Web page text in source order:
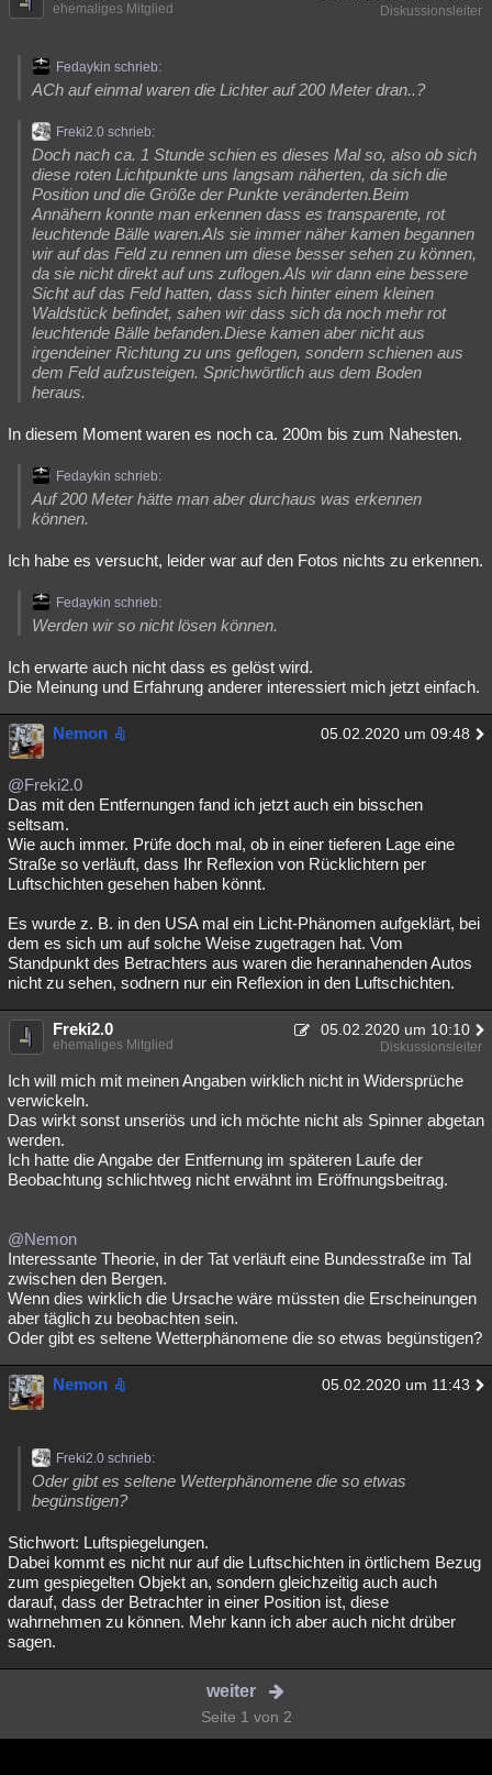
ehemaliges Mitglied Diskussionsleiter
Fedaykin schrieb:
ACh auf einmal waren die Lichter auf 200 Meter dran..?
Freki2.0 schrieb:
Doch nach ca. 1 Stunde schien es dieses Mal so, also ob sich
diese roten Lichtpunkte uns langsam näherten, da sich die
Position und die Größe der Punkte veränderten.Beim
Annähern konnte man erkennen dass es transparente, rot
leuchtende Bälle waren.Als sie immer näher kamen begannen
wir auf das Feld zu rennen um diese besser sehen zu können,
da sie nicht direkt auf uns zuflogen.Als wir dann eine bessere
Sicht auf das Feld hatten, dass sich hinter einem kleinen
Waldstück befindet, sahen wir dass sich da noch mehr rot
leuchtende Bälle befanden.Diese kamen aber nicht aus
irgendeiner Richtung zu uns geflogen, sondern schienen aus
dem Feld aufzusteigen. Sprichwörtlich aus dem Boden
heraus.
In diesem Moment waren es noch ca. 200m bis zum Nahesten.
Fedaykin schrieb:
Auf 200 Meter hätte man aber durchaus was erkennen
können.
Ich habe es versucht, leider war auf den Fotos nichts zu erkennen.
Fedaykin schrieb:
Werden wir so nicht lösen können.
Ich erwarte auch nicht dass es gelöst wird.
Die Meinung und Erfahrung anderer interessiert mich jetzt einfach.
Nemon 05.02.2020 um 09:48
@Freki2.0
Das mit den Entfernungen fand ich jetzt auch ein bisschen
seltsam.
Wie auch immer. Prüfe doch mal, ob in einer tieferen Lage eine
Straße so verläuft, dass Ihr Reflexion von Rücklichtern per
Luftschichten gesehen haben könnt.
Es wurde z. B. in den USA mal ein Licht-Phänomen aufgeklärt, bei
dem es sich um auf solche Weise zugetragen hat. Vom
Standpunkt des Betrachters aus waren die herannahenden Autos
nicht zu sehen, sodnern nur ein Reflexion in den Luftschichten.
Freki2.0 05.02.2020 um 10:10
ehemaliges Mitglied Diskussionsleiter
Ich will mich mit meinen Angaben wirklich nicht in Widersprüche
verwickeln.
Das wirkt sonst unseriös und ich möchte nicht als Spinner abgetan
werden.
Ich hatte die Angabe der Entfernung im späteren Laufe der
Beobachtung schlichtweg nicht erwähnt im Eröffnungsbeitrag.
@Nemon
Interessante Theorie, in der Tat verläuft eine Bundesstraße im Tal
zwischen den Bergen.
Wenn dies wirklich die Ursache wäre müssten die Erscheinungen
aber täglich zu beobachten sein.
Oder gibt es seltene Wetterphänomene die so etwas begünstigen?
Nemon 05.02.2020 um 11:43
Freki2.0 schrieb:
Oder gibt es seltene Wetterphänomene die so etwas
begünstigen?
Stichwort: Luftspiegelungen.
Dabei kommt es nicht nur auf die Luftschichten in örtlichem Bezug
zum gespiegelten Objekt an, sondern gleichzeitig auch auch
darauf, dass der Betrachter in einer Position ist, diese
wahrnehmen zu können. Mehr kann ich aber auch nicht drüber
sagen.
weiter
Seite 1 von 2